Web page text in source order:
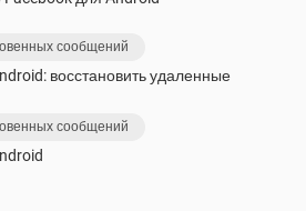
сообщений
восстановить удаленные
сообщений